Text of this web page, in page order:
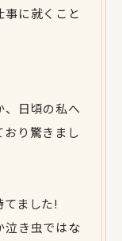
に就くこと
、日頃の私へ
り驚きまし
ました!
泣き虫ではな